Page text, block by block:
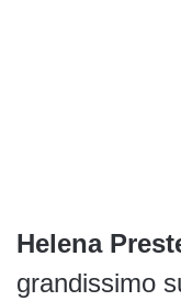
Helena
grandissimo